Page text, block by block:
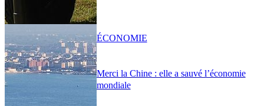
Merci la Chine : elle a sauvé l’économie
mondiale
ÉCONOMIE